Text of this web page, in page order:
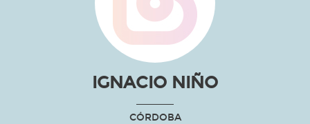
IGNACIO NIÑO
CÓRDOBA